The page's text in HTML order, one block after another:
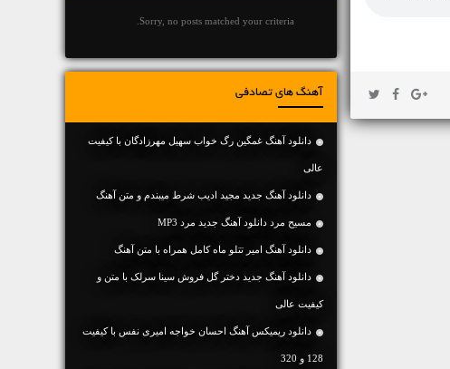
Sorry, no posts matched your criteria.
آهنگ های تصادفی
دانلود آهنگ غمگین رگ خواب سهیل مهرزادگان با کیفیت
عالی
دانلود آهنگ جديد مجید ادیب شرط میبندم و متن آهنگ
مسیح مرد دانلود آهنگ جدید مرد MP3
دانلود آهنگ امیر تتلو ماه کامل همراه با متن آهنگ
دانلود آهنگ جديد دختر گل فروش سینا سرلک با متن و
کیفیت عالی
دانلود ریمیکس آهنگ احسان خواجه امیری نفس با کیفیت
128 و 320